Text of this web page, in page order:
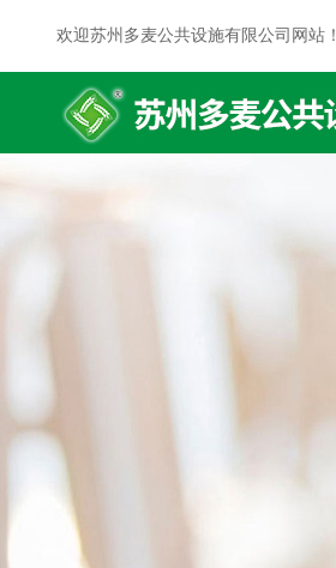
欢迎苏州多麦公共设施有限公司网站！